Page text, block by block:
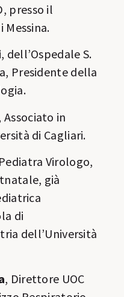
presso il
Messina.
, dell’Ospedale S.
Presidente della
Associato in
di Cagliari.
Virologo,
già
di
dell’Università
, Direttore UOC